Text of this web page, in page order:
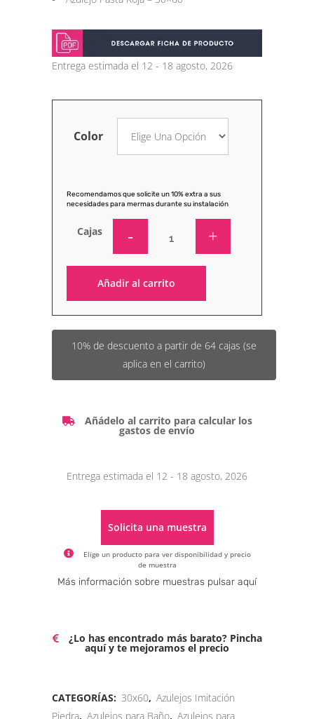
Entrega estimada el 12 - 18 agosto, 2026
Color
Recomendamos que solicite un 10% extra a sus
necesidades para mermas durante su instalación
Cajas
Añadir al carrito
10% de descuento a partir de 64 cajas (se
aplica en el carrito)
Añádelo al carrito para calcular los
gastos de envío
Entrega estimada el 12 - 18 agosto, 2026
Solicita una muestra
Elige un producto para ver disponibilidad y precio
de muestra
Alternative:
Más información sobre muestras pulsar aquí
¿Lo has encontrado más barato? Pincha
aquí y te mejoramos el precio
CATEGORÍAS: 30x60, Azulejos Imitación
Piedra, Azulejos para Baño, Azulejos para